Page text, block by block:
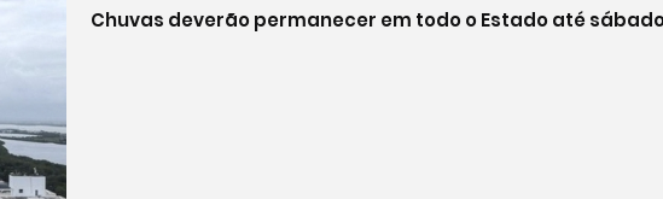
Chuvas deverão permanecer em todo o Estado até